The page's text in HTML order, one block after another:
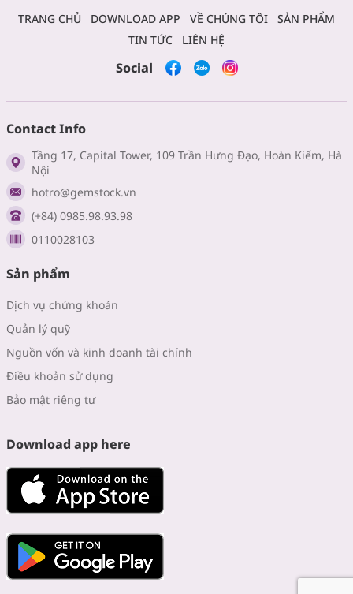
TRANG CHỦ DOWNLOAD APP VỀ CHÚNG TÔI
SẢN PHẨM
TIN TỨC
LIÊN HỆ
Social
Contact Info
Tầng 17, Capital Tower, 109 Trần Hưng Đạo, Hoàn Kiếm, Hà
Nội
hotro@gemstock.vn
(+84) 0985.98.93.98
0110028103
Sản phẩm
Dịch vụ chứng khoán
Quản lý quỹ
Nguồn vốn và kinh doanh tài chính
Điều khoản sử dụng
Bảo mật riêng tư
Download app here